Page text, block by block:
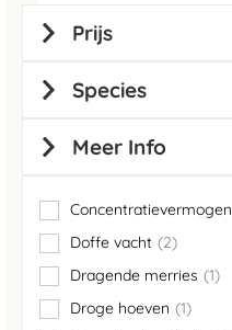
Prijs
Species
Meer Info
Concentratievermogen
Doffe vacht
2
items
Dragende merries
1
item
Droge hoeven
1
item